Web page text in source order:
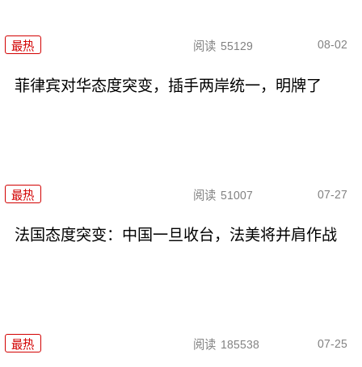
最热 阅读 55129 08-02
菲律宾对华态度突变，插手两岸统一，明牌了
最热 阅读 51007 07-27
法国态度突变：中国一旦收台，法美将并肩作战
最热 阅读 185538 07-25